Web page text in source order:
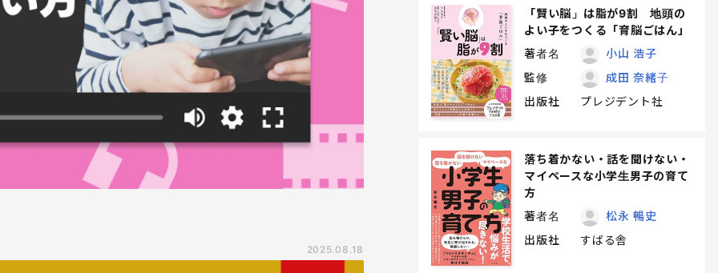
2025.08.18
「賢い脳」は脂が9割 地頭の
よい子をつくる「育脳ごはん」
著者名
小山 浩子
監修
成田 奈緒子
出版社
プレジデント社
落ち着かない・話を聞けない・
マイペースな小学生男子の育て
方
著者名
松永 暢史
出版社
すばる舎